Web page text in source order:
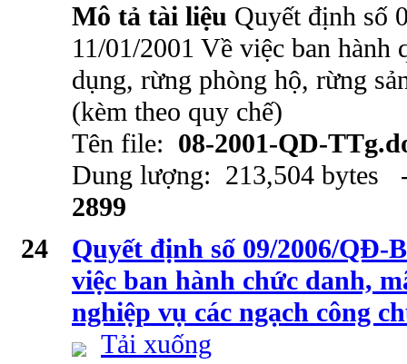
Mô tả tài liệu Quyết định số
11/01/2001 Về việc ban hành
dụng, rừng phòng hộ, rừng
(kèm theo quy chế)
Tên file: 08-2001-QD-
Dung lượng: 213,504
2899
24
Quyết định số 09/2006/QĐ-
việc ban hành chức danh,
nghiệp vụ các ngạch công
Tải xuống